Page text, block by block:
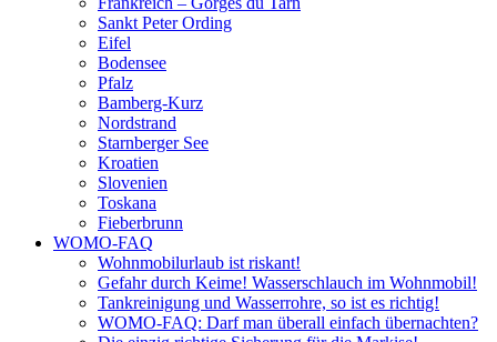
Sankt Peter Ording
Eifel
Bodensee
Pfalz
Bamberg-Kurz
Nordstrand
Starnberger See
Kroatien
Slovenien
Toskana
Fieberbrunn
WOMO-FAQ
Wohnmobilurlaub ist riskant!
Gefahr durch Keime! Wasserschlauch im Wohnmobil!
Tankreinigung und Wasserrohre, so ist es richtig!
WOMO-FAQ: Darf man überall einfach übernachten?